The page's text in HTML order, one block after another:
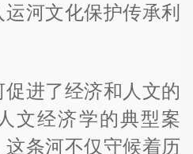
河文化保护传承利
进了经济和人文的
文经济学的典型案
条河不仅守候着历